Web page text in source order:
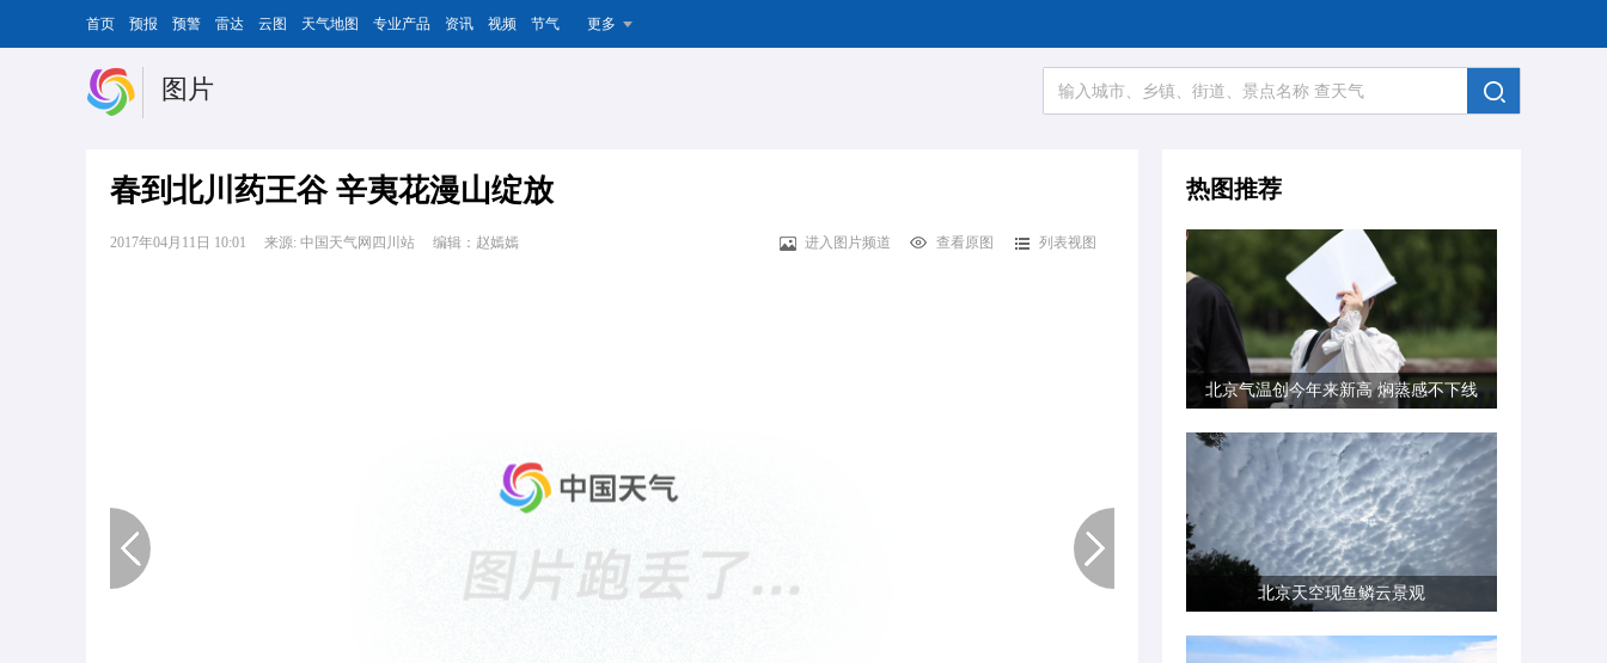
首页 预报 预警 雷达 云图 天气地图 专业产品 资讯 视频 节气 更多
图片
春到北川药王谷 辛夷花漫山绽放
2017年04月11日 10:01 来源: 中国天气网四川站 编辑：赵嫣嫣 进入图片频道 查看原图 列表视图
热图推荐
北京气温创今年来新高 焖蒸感不下线
北京天空现鱼鳞云景观